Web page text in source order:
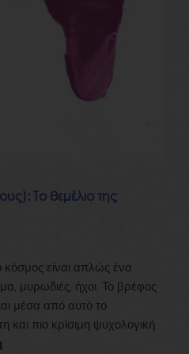
Το θεμέλιο της
είναι απλώς ένα
μυρωδιές, ήχοι. Το βρέφος
μέσα από αυτό το
και πιο κρίσιμη ψυχολογική